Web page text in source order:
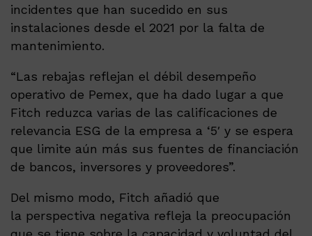
incidentes que han sucedido en sus
instalaciones desde el 2021 por la falta de
mantenimiento.
“Las rebajas reflejan el débil desempeño
operativo de Pemex, que ha dado lugar a que
Fitch reduzca varias de las calificaciones de
relevancia ESG de la empresa a ‘5′ y se espera
que limite aún más sus fuentes de financiación
de bancos, inversores y proveedores”.
Del mismo modo, Fitch añadió que
la perspectiva negativa refleja la preocupación